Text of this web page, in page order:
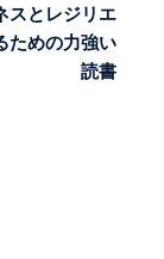
スとレジリエ
ための力強い
読書